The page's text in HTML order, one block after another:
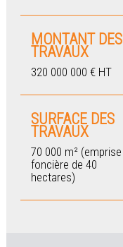
MONTANT DES
TRAVAUX
320 000 000 € HT
SURFACE DES
TRAVAUX
70 000 m² (emprise
foncière de 40
hectares)